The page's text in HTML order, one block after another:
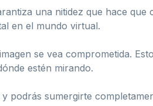
una nitidez que hace que
en el mundo virtual.
se vea comprometida.
estén mirando.
podrás sumergirte